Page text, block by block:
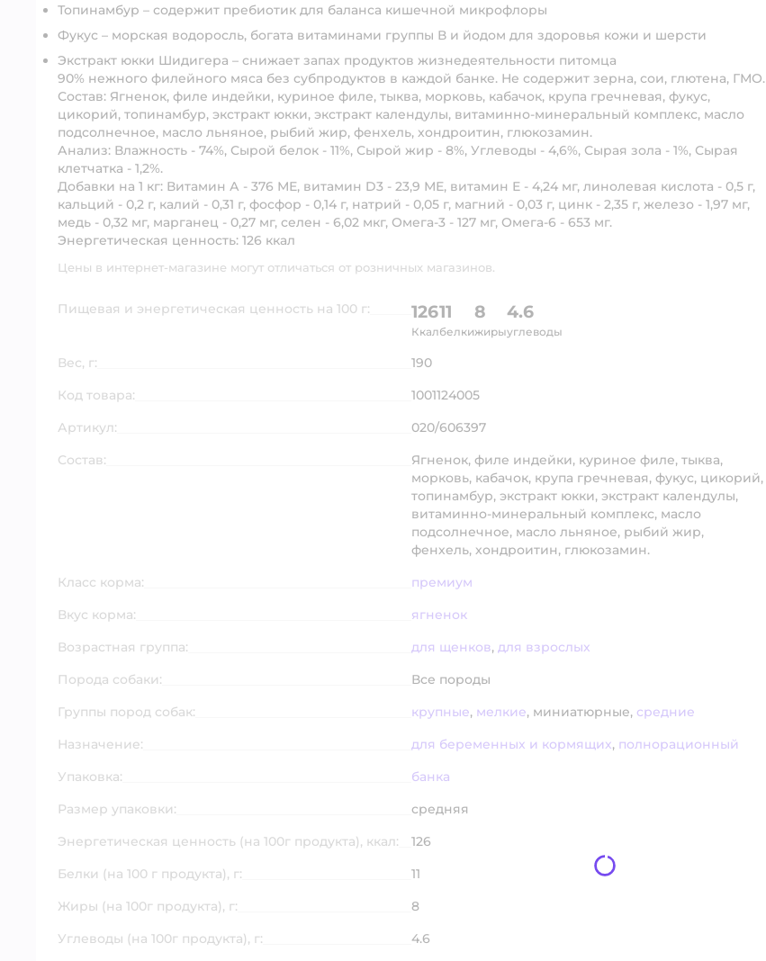
Топинамбур – содержит пребиотик для баланса кишечной микрофлоры
Фукус – морская водоросль, богата витаминами группы В и йодом для здоровья кожи и шерсти
Экстракт юкки Шидигера – снижает запах продуктов жизнедеятельности питомца
90% нежного филейного мяса без субпродуктов в каждой банке. Не содержит зерна, сои, глютена, ГМО.
Состав: Ягненок, филе индейки, куриное филе, тыква, морковь, кабачок, крупа гречневая, фукус,
цикорий, топинамбур, экстракт юкки, экстракт календулы, витаминно-минеральный комплекс, масло
подсолнечное, масло льняное, рыбий жир, фенхель, хондроитин, глюкозамин.
Анализ: Влажность - 74%, Сырой белок - 11%, Сырой жир - 8%, Углеводы - 4,6%, Сырая зола - 1%, Сырая
клетчатка - 1,2%.
Добавки на 1 кг: Витамин А - 376 МЕ, витамин D3 - 23,9 МЕ, витамин Е - 4,24 мг, линолевая кислота - 0,5 г,
кальций - 0,2 г, калий - 0,31 г, фосфор - 0,14 г, натрий - 0,05 г, магний - 0,03 г, цинк - 2,35 г, железо - 1,97 мг,
медь - 0,32 мг, марганец - 0,27 мг, селен - 6,02 мкг, Омега-3 - 127 мг, Омега-6 - 653 мг.
Энергетическая ценность: 126 ккал
Цены в интернет-магазине могут отличаться от розничных магазинов.
Пищевая и энергетическая ценность на 100 г: 126
Ккал
11
белки
8
жиры
4.6
углеводы
Вес, г:
190
Код товара:
1001124005
Артикул:
020/606397
Состав:
Ягненок, филе индейки, куриное филе, тыква,
морковь, кабачок, крупа гречневая, фукус, цикорий,
топинамбур, экстракт юкки, экстракт календулы,
витаминно-минеральный комплекс, масло
подсолнечное, масло льняное, рыбий жир,
фенхель, хондроитин, глюкозамин.
Класс корма:
премиум
Вкус корма:
ягненок
Возрастная группа:
для щенков, для взрослых
Порода собаки:
Все породы
Группы пород собак:
крупные, мелкие, миниатюрные, средние
Назначение:
для беременных и кормящих, полнорационный
Упаковка:
банка
Размер упаковки:
средняя
Энергетическая ценность (на 100г продукта), ккал:
126
Белки (на 100 г продукта), г:
11
Жиры (на 100г продукта), г:
8
Углеводы (на 100г продукта), г:
4.6